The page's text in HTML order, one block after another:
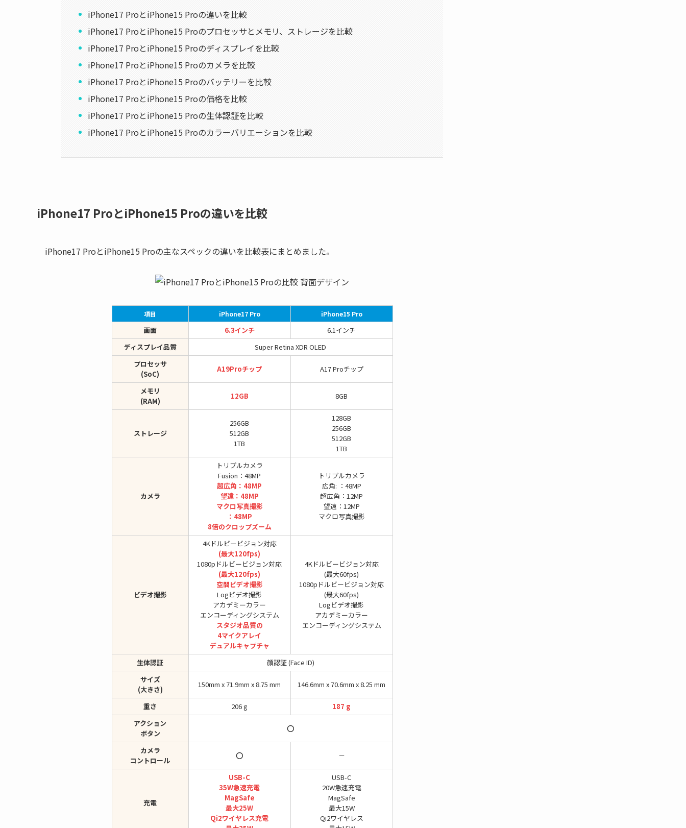
iPhone17 ProとiPhone15 Proの違いを比較
iPhone17 ProとiPhone15 Proのプロセッサとメモリ、ストレージを比較
iPhone17 ProとiPhone15 Proのディスプレイを比較
iPhone17 ProとiPhone15 Proのカメラを比較
iPhone17 ProとiPhone15 Proのバッテリーを比較
iPhone17 ProとiPhone15 Proの価格を比較
iPhone17 ProとiPhone15 Proの生体認証を比較
iPhone17 ProとiPhone15 Proのカラーバリエーションを比較
iPhone17 ProとiPhone15 Proの違いを比較
iPhone17 ProとiPhone15 Proの主なスペックの違いを比較表にまとめました。
項目 iPhone17 Pro iPhone15 Pro
画面 6.3インチ
6.1インチ
ディスプレイ品質
Super Retina XDR OLED
プロセッサ
(SoC)
A19Proチップ A17 Proチップ
メモリ
(RAM)
12GB 8GB
ストレージ
256GB
512GB
1TB
128GB
256GB
512GB
1TB
カメラ
トリプルカメラ
Fusion：48MP
超広角：48MP
望遠：48MP
マクロ写真撮影
：48MP
8倍のクロップズーム
トリプルカメラ
広角: ：48MP
超広角：12MP
望遠：12MP
マクロ写真撮影
ビデオ撮影
4Kドルビービジョン対応
(最大120fps)
1080pドルビービジョン対応
(最大120fps)
空間ビデオ撮影
Logビデオ撮影
アカデミーカラー
エンコーディングシステム
スタジオ品質の
4マイクアレイ
デュアルキャプチャ
4Kドルビービジョン対応
(最大60fps)
1080pドルビービジョン対応
(最大60fps)
Logビデオ撮影
アカデミーカラー
エンコーディングシステム
生体認証
顔認証 (Face ID)
サイズ
(大きさ)
150mm x 71.9mm x 8.75 mm 146.6mm x 70.6mm x 8.25 mm
重さ 206 g
187 g
アクション
ボタン
⭕
カメラ
コントロール
⭕ －
充電
USB-C
35W急速充電
MagSafe
最大25W
Qi2ワイヤレス充電
USB-C
20W急速充電
MagSafe
最大15W
Qi2ワイヤレス